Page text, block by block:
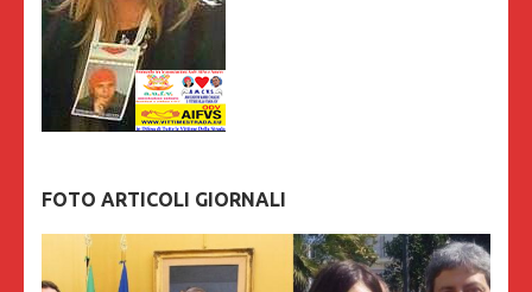
FOTO ARTICOLI GIORNALI